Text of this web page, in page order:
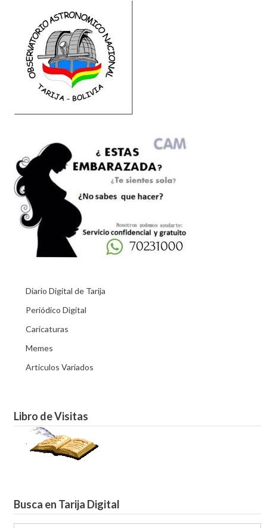
Diario Digital de Tarija
Periódico Digital
Caricaturas
Memes
Articulos Variados
Libro de Visitas
Busca en Tarija Digital